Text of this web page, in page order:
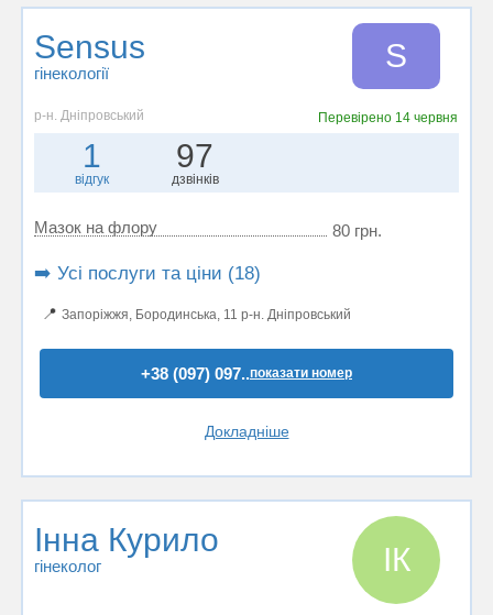
Sensus
гінекології S
р-н. Дніпровський Перевірено 14 червня
1
відгук
97
дзвінків
Мазок на флору 80 грн.
➡️ Усі послуги та ціни (18)
📍 Запоріжжя, Бородинська, 11 р-н. Дніпровський
+38 (097) 097..показати номер
Докладніше
Інна Курило
гінеколог ІК